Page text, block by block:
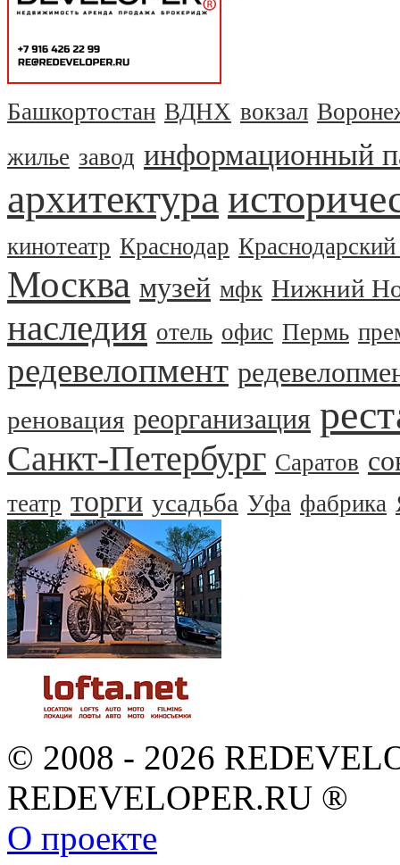
Башкортостан ВДНХ вокзал
жилье завод информационный
архитектура
кинотеатр Краснодар
Москва музей мфк Нижний
наследия отель офис Пермь
редевелопмент
реновация реорганизация
Санкт-Петербург Саратов
театр торги усадьба Уфа фабрика
© 2008 - 2026
REDEVELOPER.RU ®
О проекте